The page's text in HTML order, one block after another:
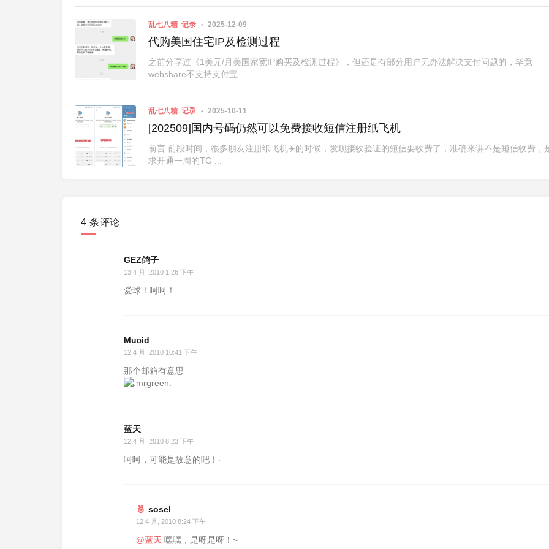
乱七八糟 记录 2025-12-09
代购美国住宅IP及检测过程
之前分享过《1美元/月美国家宽IP购买及检测过程》，但还是有部分用户无办法解决支付问题的，毕竟
webshare不支持支付宝 ...
乱七八糟 记录 2025-10-11
[202509]国内号码仍然可以免费接收短信注册纸飞机
前言 前段时间，很多朋友注册纸飞机✈️的时候，发现接收验证的短信要收费了，准确来讲不是短信收费，
求开通一周的TG ...
4 条评论
GEZ鸽子
13 4 月, 2010 1:26 下午
爱球！呵呵！
Mucid
12 4 月, 2010 10:41 下午
那个邮箱有意思
蓝天
12 4 月, 2010 8:23 下午
呵呵，可能是故意的吧！·
sosel
12 4 月, 2010 8:24 下午
@蓝天 嘿嘿，是呀是呀！~